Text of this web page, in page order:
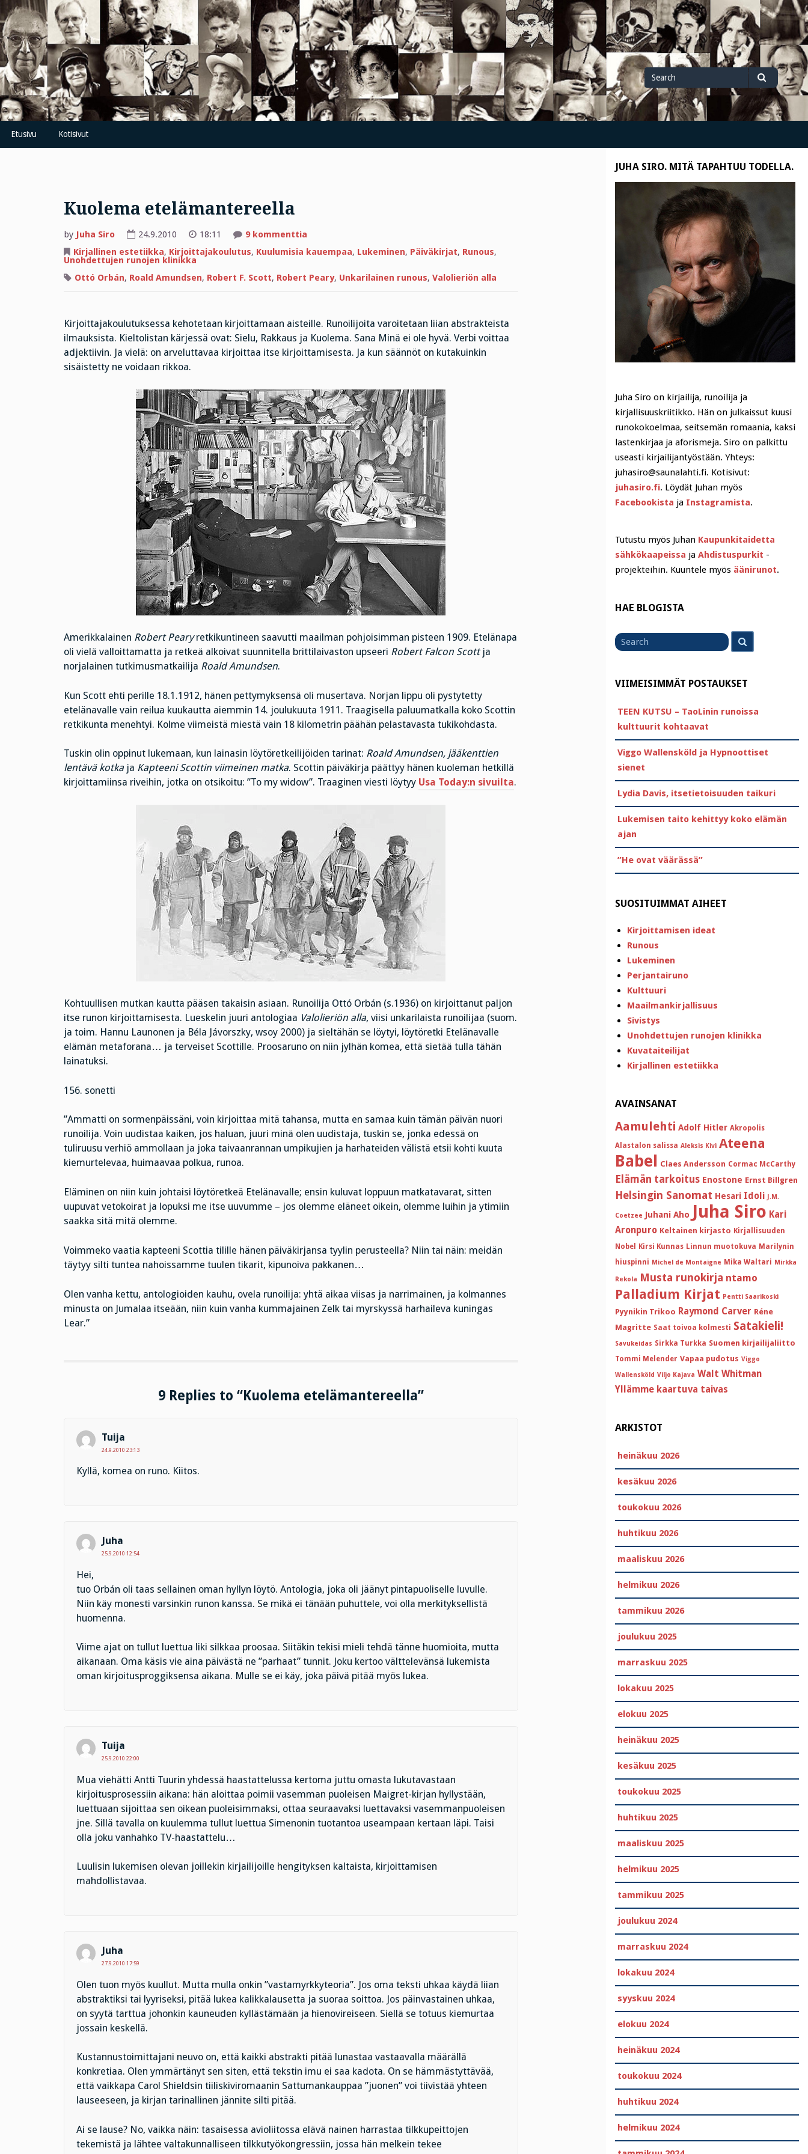
Skip
to
content
Search
for
Search
Etusivu Kotisivut
Kuolema etelämantereella
by Juha Siro 24.9.2010 18:11 9 kommenttiaartikkeliin
etelämantereella
Kirjallinen estetiikka, Kirjoittajakoulutus, Kuulumisia kauempaa, Lukeminen, Päiväkirjat, Runous,
Unohdettujen runojen klinikka
Ottó Orbán, Roald Amundsen, Robert F. Scott, Robert Peary, Unkarilainen runous, Valolieriön alla
Kirjoittajakoulutuksessa kehotetaan kirjoittamaan aisteille. Runoilijoita varoitetaan liian abstrakteista
ilmauksista. Kieltolistan kärjessä ovat: Sielu, Rakkaus ja Kuolema. Sana Minä ei ole hyvä. Verbi voittaa
adjektiivin. Ja vielä: on arveluttavaa kirjoittaa itse kirjoittamisesta. Ja kun säännöt on kutakuinkin
sisäistetty ne voidaan rikkoa.
Amerikkalainen Robert Pearyretkikuntineen saavutti maailman pohjoisimman pisteen 1909. Etelänapa
oli vielä valloittamatta ja retkeä alkoivat suunnitella brittilaivaston upseeri Robert Falcon Scottja
norjalainen tutkimusmatkailija Roald Amundsen.
Kun Scott ehti perille 18.1.1912, hänen pettymyksensä oli musertava. Norjan lippu oli pystytetty
etelänavalle vain reilua kuukautta aiemmin 14. joulukuuta 1911. Traagisella paluumatkalla koko Scottin
retkikunta menehtyi. Kolme viimeistä miestä vain 18 kilometrin päähän pelastavasta tukikohdasta.
Tuskin olin oppinut lukemaan, kun lainasin löytöretkeilijöiden tarinat: Roald Amundsen, jääkenttien
lentävä kotkaja Kapteeni Scottin viimeinen matka. Scottin päiväkirja päättyy hänen kuoleman hetkillä
kirjoittamiinsa riveihin, jotka on otsikoitu: ”To my widow”. Traaginen viesti löytyy Usa Today:n sivuilta.
Kohtuullisen mutkan kautta pääsen takaisin asiaan. Runoilija Ottó Orbán (s.1936) on kirjoittanut paljon
itse runon kirjoittamisesta. Lueskelin juuri antologiaa Valolieriön alla, viisi unkarilaista runoilijaa (suom.
ja toim. Hannu Launonen ja Béla Jávorszky, wsoy 2000) ja sieltähän se löytyi, löytöretki Etelänavalle
elämän metaforana… ja terveiset Scottille. Proosaruno on niin jylhän komea, että sietää tulla tähän
lainatuksi.
156. sonetti
”Ammatti on sormenpäissäni, voin kirjoittaa mitä tahansa, mutta en samaa kuin tämän päivän nuori
runoilija. Voin uudistaa kaiken, jos haluan, juuri minä olen uudistaja, tuskin se, jonka edessä on
tuliruusu verhiö ammollaan ja joka taivaanrannan umpikujien ja harhateiden välistä etsii kohti kuuta
kiemurtelevaa, huimaavaa polkua, runoa.
Eläminen on niin kuin johtaisi löytöretkeä Etelänavalle; ensin kuluvat loppuun matkatavarat, sitten
uupuvat vetokoirat ja lopuksi me itse uuvumme – jos olemme eläneet oikein, olemme luihin ja ytimiin
saakka sitä mitä olemme.
Voimmeko vaatia kapteeni Scottia tilille hänen päiväkirjansa tyylin perusteella? Niin tai näin: meidän
täytyy silti tuntea nahoissamme tuulen tikarit, kipunoiva pakkanen…
Olen vanha kettu, antologioiden kauhu, ovela runoilija: yhtä aikaa viisas ja narrimainen, ja kolmannes
minusta on Jumalaa itseään, niin kuin vanha kummajainen Zelk tai myrskyssä harhaileva kuningas
Lear.”
9 Replies to “Kuolema etelämantereella”
Tuija
24.9.2010 23:13
Kyllä, komea on runo. Kiitos.
Juha
25.9.2010 12:54
Hei,
tuo Orbán oli taas sellainen oman hyllyn löytö. Antologia, joka oli jäänyt pintapuoliselle luvulle.
Niin käy monesti varsinkin runon kanssa. Se mikä ei tänään puhuttele, voi olla merkityksellistä
huomenna.
Viime ajat on tullut luettua liki silkkaa proosaa. Siitäkin tekisi mieli tehdä tänne huomioita, mutta
aikanaan. Oma käsis vie aina päivästä ne ”parhaat” tunnit. Joku kertoo välttelevänsä lukemista
oman kirjoitusproggiksensa aikana. Mulle se ei käy, joka päivä pitää myös lukea.
Tuija
25.9.2010 22:00
Mua viehätti Antti Tuurin yhdessä haastattelussa kertoma juttu omasta lukutavastaan
kirjoitusprosessiin aikana: hän aloittaa poimii vasemman puoleisen Maigret-kirjan hyllystään,
luettuaan sijoittaa sen oikean puoleisimmaksi, ottaa seuraavaksi luettavaksi vasemmanpuoleisen
jne. Sillä tavalla on kuulemma tullut luettua Simenonin tuotantoa useampaan kertaan läpi. Taisi
olla joku vanhahko TV-haastattelu…
Luulisin lukemisen olevan joillekin kirjailijoille hengityksen kaltaista, kirjoittamisen
mahdollistavaa.
Juha
27.9.2010 17:59
Olen tuon myös kuullut. Mutta mulla onkin ”vastamyrkkyteoria”. Jos oma teksti uhkaa käydä liian
abstraktiksi tai lyyriseksi, pitää lukea kalikkalausetta ja suoraa soittoa. Jos päinvastainen uhkaa,
on syytä tarttua johonkin kauneuden kyllästämään ja hienovireiseen. Siellä se totuus kiemurtaa
jossain keskellä.
Kustannustoimittajani neuvo on, että kaikki abstrakti pitää lunastaa vastaavalla määrällä
konkretiaa. Olen ymmärtänyt sen siten, että tekstin imu ei saa kadota. On se hämmästyttävää,
että vaikkapa Carol Shieldsin tiiliskiviromaanin Sattumankauppaa ”juonen” voi tiivistää yhteen
lauseeseen, ja kirjan tarinallinen jännite silti pitää.
Ai se lause? No, vaikka näin: tasaisessa avioliitossa elävä nainen harrastaa tilkkupeittojen
tekemistä ja lähtee valtakunnalliseen tilkkutyökongressiin, jossa hän melkein tekee
JUHA SIRO. MITÄ TAPAHTUU TODELLA.
Juha Siro on kirjailija, runoilija ja
kirjallisuuskriitikko. Hän on julkaissut kuusi
runokokoelmaa, seitsemän romaania, kaksi
lastenkirjaa ja aforismeja. Siro on palkittu
useasti kirjailijantyöstään. Yhteys:
juhasiro@saunalahti.fi. Kotisivut:
juhasiro.fi. Löydät Juhan myös
Facebookista ja Instagramista.
Tutustu myös Juhan Kaupunkitaidetta
sähkökaapeissa ja Ahdistuspurkit -
projekteihin. Kuuntele myös äänirunot.
HAE BLOGISTA
for
VIIMEISIMMÄT POSTAUKSET
TEEN KUTSU – TaoLinin runoissa
kulttuurit kohtaavat
Viggo Wallensköld ja Hypnoottiset
sienet
Lydia Davis, itsetietoisuuden taikuri
Lukemisen taito kehittyy koko elämän
ajan
”He ovat väärässä”
SUOSITUIMMAT AIHEET
Kirjoittamisen ideat
Runous
Lukeminen
Perjantairuno
Kulttuuri
Maailmankirjallisuus
Sivistys
Unohdettujen runojen klinikka
Kuvataiteilijat
Kirjallinen estetiikka
AVAINSANAT
Aamulehti Adolf Hitler Akropolis
Alastalon salissa Aleksis Kivi Ateena
Babel Claes Andersson Cormac McCarthy
Elämän tarkoitus Enostone Ernst Billgren
Helsingin Sanomat Hesari Idoli J.M.
Coetzee Juhani Aho Juha Siro Kari
Aronpuro Keltainen kirjasto Kirjallisuuden
Nobel
Kirsi Kunnas Linnun muotokuva Marilynin
hiuspinni Michel de Montaigne Mika Waltari Mirkka
Rekola Musta runokirja ntamo
Palladium Kirjat Pentti Saarikoski
Pyynikin Trikoo Raymond Carver Réne
Magritte Saat toivoa kolmesti Satakieli!
Savukeidas Sirkka Turkka Suomen kirjailijaliitto
Tommi Melender Vapaa pudotus Viggo
Wallensköld Viljo Kajava Walt Whitman
Yllämme kaartuva taivas
ARKISTOT
heinäkuu 2026
kesäkuu 2026
toukokuu 2026
huhtikuu 2026
maaliskuu 2026
helmikuu 2026
tammikuu 2026
joulukuu 2025
marraskuu 2025
lokakuu 2025
elokuu 2025
heinäkuu 2025
kesäkuu 2025
toukokuu 2025
huhtikuu 2025
maaliskuu 2025
helmikuu 2025
tammikuu 2025
joulukuu 2024
marraskuu 2024
lokakuu 2024
syyskuu 2024
elokuu 2024
heinäkuu 2024
toukokuu 2024
huhtikuu 2024
helmikuu 2024